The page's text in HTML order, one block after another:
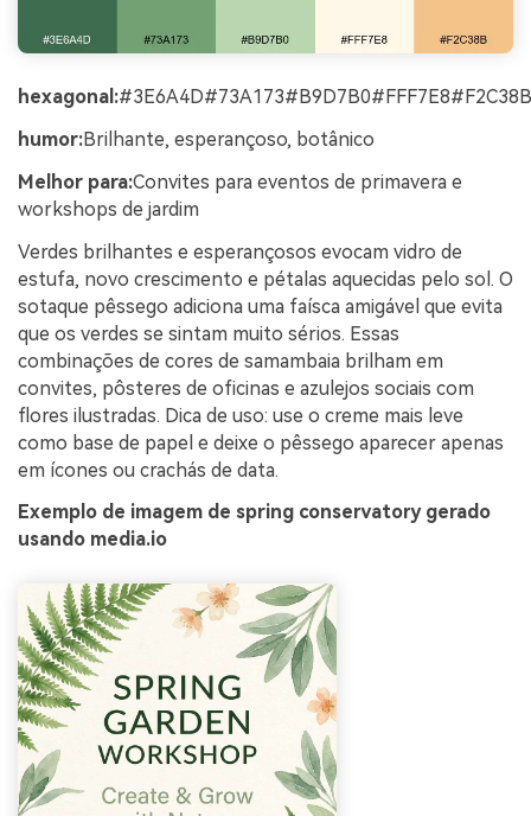
hexagonal:#3E6A4D#73A173#B9D7B0#FFF7E8#F2C38B
humor:Brilhante, esperançoso, botânico
Melhor para:Convites para eventos de primavera e
workshops de jardim
Verdes brilhantes e esperançosos evocam vidro de
estufa, novo crescimento e pétalas aquecidas pelo sol. O
sotaque pêssego adiciona uma faísca amigável que evita
que os verdes se sintam muito sérios. Essas
combinações de cores de samambaia brilham em
convites, pôsteres de oficinas e azulejos sociais com
flores ilustradas. Dica de uso: use o creme mais leve
como base de papel e deixe o pêssego aparecer apenas
em ícones ou crachás de data.
Exemplo de imagem de spring conservatory gerado
usando media.io